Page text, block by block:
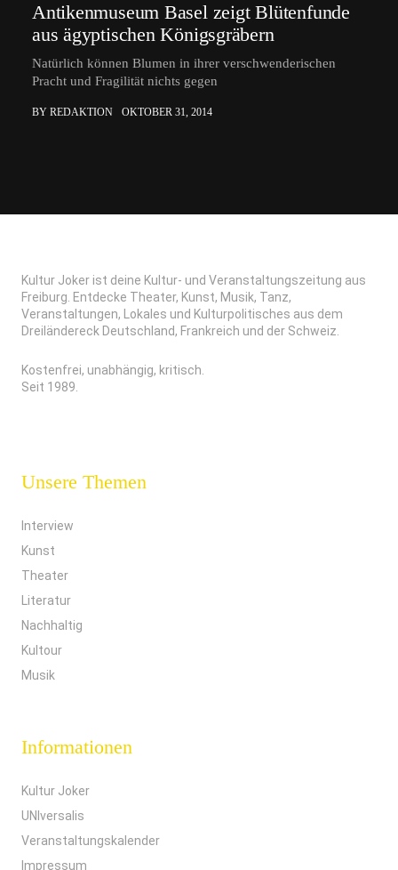
Antikenmuseum Basel zeigt Blütenfunde
aus ägyptischen Königsgräbern
Natürlich können Blumen in ihrer verschwenderischen
Pracht und Fragilität nichts gegen
BY REDAKTION OKTOBER 31, 2014
Kultur Joker ist deine Kultur- und Veranstaltungszeitung aus
Freiburg. Entdecke Theater, Kunst, Musik, Tanz,
Veranstaltungen, Lokales und Kulturpolitisches aus dem
Dreiländereck Deutschland, Frankreich und der Schweiz.
Kostenfrei, unabhängig, kritisch.
Seit 1989.
Unsere Themen
Interview
Kunst
Theater
Literatur
Nachhaltig
Kultour
Musik
Informationen
Kultur Joker
UNIversalis
Veranstaltungskalender
Impressum